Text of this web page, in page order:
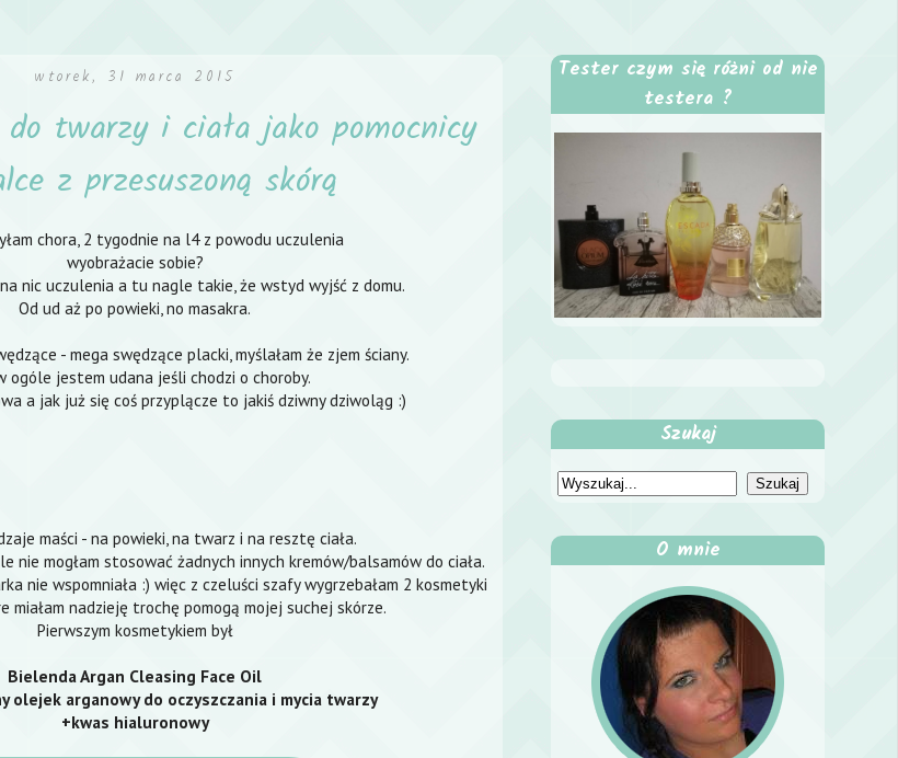
wtorek, 31 marca 2015
twarzy i ciała jako pomocnicy
z przesuszoną skórą
chora, 2 tygodnie na l4 z powodu uczulenia
wyobrażacie sobie?
na nic uczulenia a tu nagle takie, że wstyd wyjść z domu.
Od ud aż po powieki, no masakra.
- mega swędzące placki, myślałam że zjem ściany.
ogóle jestem udana jeśli chodzi o choroby.
a jak już się coś przyplącze to jakiś dziwny dziwoląg :)
maści - na powieki, na twarz i na resztę ciała.
nie mogłam stosować żadnych innych kremów/balsamów do ciała.
nie wspomniała :) więc z czeluści szafy wygrzebałam 2 kosmetyki
miałam nadzieję trochę pomogą mojej suchej skórze.
Pierwszym kosmetykiem był
Bielenda Argan Cleasing Face Oil
olejek arganowy do oczyszczania i mycia twarzy
+kwas hialuronowy
Tester czym się różni od nie
testera ?
Szukaj
O mnie